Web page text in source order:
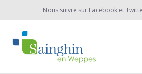
Nous suivre sur Facebook et